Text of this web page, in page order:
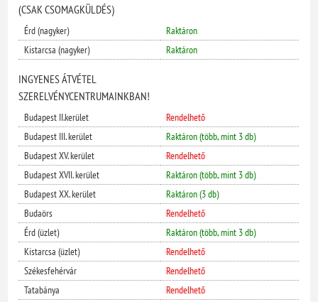
(CSAK CSOMAGKÜLDÉS)
Érd (nagyker)
Raktáron
Kistarcsa (nagyker)
Raktáron
INGYENES ÁTVÉTEL
SZERELVÉNYCENTRUMAINKBAN!
Budapest II.kerület
Rendelhető
Budapest III. kerület
Raktáron (több, mint 3 db)
Budapest XV. kerület
Rendelhető
Budapest XVII. kerület
Raktáron (több, mint 3 db)
Budapest XX. kerület
Raktáron (3 db)
Budaörs
Rendelhető
Érd (üzlet)
Raktáron (több, mint 3 db)
Kistarcsa (üzlet)
Rendelhető
Székesfehérvár
Rendelhető
Tatabánya
Rendelhető